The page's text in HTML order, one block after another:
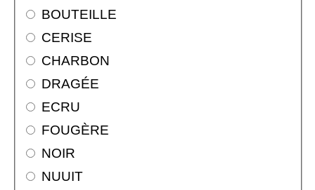
BOUTEILLE
CERISE
CHARBON
DRAGÉE
ECRU
FOUGÈRE
NOIR
NUUIT